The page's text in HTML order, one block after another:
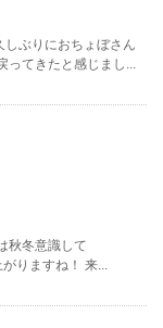
ぶりにおちょぼさん
ってきたと感じまし...
秋冬意識して
りますね！ 来...